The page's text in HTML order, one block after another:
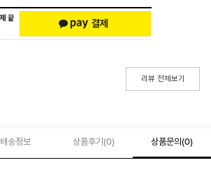
리뷰 전체보기
배송정보 상품후기(0) 상품문의 (0)